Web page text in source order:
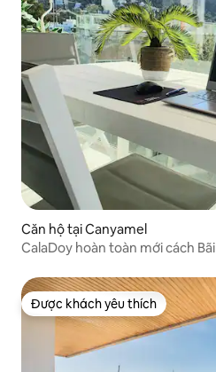
Căn hộ tại Canyamel
CalaDoy hoàn toàn mới cách
Được khách yêu thích
Được khách yêu thích